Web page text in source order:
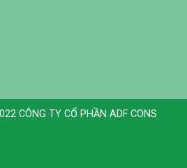
CÔNG TY CỔ PHẦN ADF CONS